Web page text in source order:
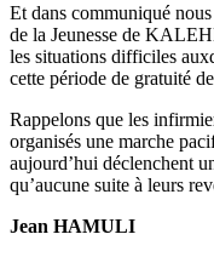
Et dans communiqué
de la Jeunesse de
les situations difficiles
cette période de gratuité
Rappelons que les
organisés une marche
aujourd’hui déclenchent
qu’aucune suite à leurs
Jean HAMULI